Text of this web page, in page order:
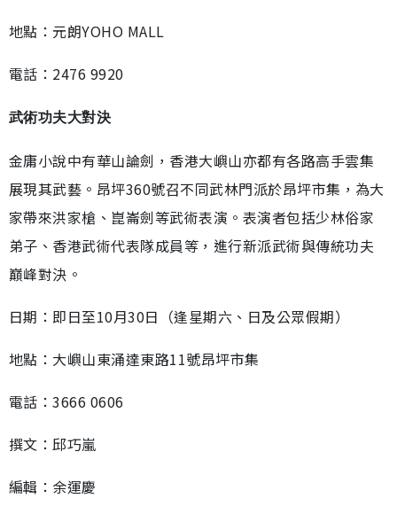
地點：元朗YOHO MALL
電話：2476 9920
武術功夫大對決
金庸小說中有華山論劍，香港大嶼山亦都有各路高手雲集
展現其武藝。昂坪360號召不同武林門派於昂坪市集，為大
家帶來洪家槍、崑崙劍等武術表演。表演者包括少林俗家
弟子、香港武術代表隊成員等，進行新派武術與傳統功夫
巔峰對決。
日期：即日至10月30日（逢星期六、日及公眾假期）
地點：大嶼山東涌達東路11號昂坪市集
電話：3666 0606
撰文：邱巧嵐
編輯：余運慶